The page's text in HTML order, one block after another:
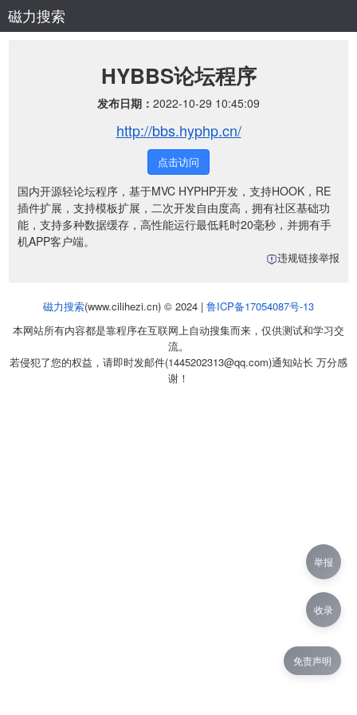
磁力搜索
HYBBS论坛程序
发布日期： 2022-10-29 10:45:09
http://bbs.hyphp.cn/
点击访问
国内开源轻论坛程序，基于MVC HYPHP开发，支持HOOK，RE
插件扩展，支持模板扩展，二次开发自由度高，拥有社区基础功
能，支持多种数据缓存，高性能运行最低耗时20毫秒，并拥有手
机APP客户端。
违规链接举报
磁力搜索(www.cilihezi.cn) © 2024 | 鲁ICP备17054087号-13
本网站所有内容都是靠程序在互联网上自动搜集而来，仅供测试和学习交
流。
若侵犯了您的权益，请即时发邮件(1445202313@qq.com)通知站长 万分感
谢！
免责声明
举报
收录